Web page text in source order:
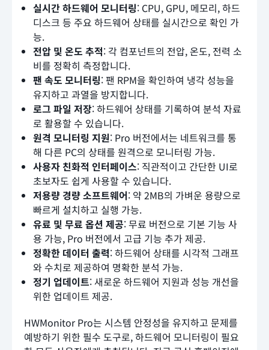
실시간 하드웨어 모니터링: CPU, GPU, 메모리, 하드
디스크 등 주요 하드웨어 상태를 실시간으로 확인 가
능.
전압 및 온도 추적: 각 컴포넌트의 전압, 온도, 전력 소
비를 정확히 측정합니다.
팬 속도 모니터링: 팬 RPM을 확인하여 냉각 성능을
유지하고 과열을 방지합니다.
로그 파일 저장: 하드웨어 상태를 기록하여 분석 자료
로 활용할 수 있습니다.
원격 모니터링 지원: Pro 버전에서는 네트워크를 통
해 다른 PC의 상태를 원격으로 모니터링 가능.
사용자 친화적 인터페이스: 직관적이고 간단한 UI로
초보자도 쉽게 사용할 수 있습니다.
저용량 경량 소프트웨어: 약 2MB의 가벼운 용량으로
빠르게 설치하고 실행 가능.
유료 및 무료 옵션 제공: 무료 버전으로 기본 기능 사
용 가능, Pro 버전에서 고급 기능 추가 제공.
정확한 데이터 출력: 하드웨어 상태를 시각적 그래프
와 수치로 제공하여 명확한 분석 가능.
정기 업데이트: 새로운 하드웨어 지원과 성능 개선을
위한 업데이트 제공.
HWMonitor Pro는 시스템 안정성을 유지하고 문제를
예방하기 위한 필수 도구로, 하드웨어 모니터링이 필요